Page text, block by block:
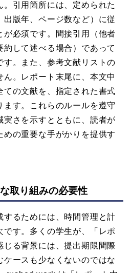
。引用箇所には、定められた
版年、ページ数など）に従
が必須です。間接引用（他者
して述べる場合）であって
す。また、参考文献リストの
。レポート末尾に、本文中
ての文献を、指定された書式
ます。これらのルールを遵守
実さを示すとともに、読者が
めの重要な手がかりを提供す
取り組みの必要性
するためには、時間管理と計
す。多くの学生が、「レポ
じる背景には、提出期限間際
ケースも少なくないのではな